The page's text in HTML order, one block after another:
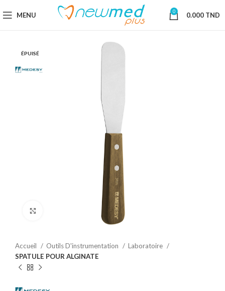
MENU 0 0.000 TND
ÉPUISÉ
Cliquez pour agrandir
Accueil Outils D'instrumentation
Laboratoire
SPATULE POUR ALGINATE